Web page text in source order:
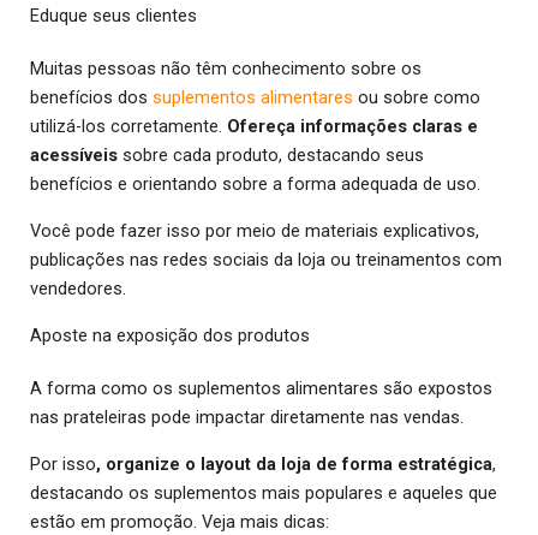
Eduque seus clientes
Muitas pessoas não têm conhecimento sobre os
benefícios dos suplementos alimentares ou sobre como
utilizá-los corretamente. Ofereça informações claras e
acessíveis sobre cada produto, destacando seus
benefícios e orientando sobre a forma adequada de uso.
Você pode fazer isso por meio de materiais explicativos,
publicações nas redes sociais da loja ou treinamentos com
vendedores.
Aposte na exposição dos produtos
A forma como os suplementos alimentares são expostos
nas prateleiras pode impactar diretamente nas vendas.
Por isso, organize o layout da loja de forma estratégica,
destacando os suplementos mais populares e aqueles que
estão em promoção. Veja mais dicas: